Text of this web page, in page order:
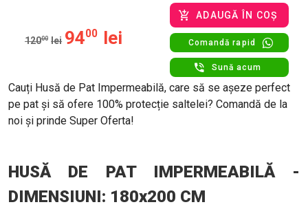
12000 lei 9400 lei
ADAUGĂ ÎN COȘ
Comandă rapid
Sună acum
Cauți Husă de Pat Impermeabilă, care să se așeze perfect
pe pat și să ofere 100% protecție saltelei? Comandă de la
noi și prinde Super Oferta!
HUSĂ DE PAT IMPERMEABILĂ -
DIMENSIUNI: 180x200 CM